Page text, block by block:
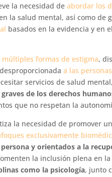
la necesidad deabordar los
la salud mental, así como de
basados en la evidencia y en
múltiples formas de estigma,
a las
servicios de salud
de los derechos
que no respetan la
la necesidad de promover
exclusivamente
y orientados a la
la inclusión plena en
como la psicología, junto